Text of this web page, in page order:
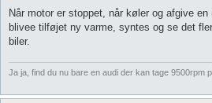
d
æ
Når motor er stoppet, når køler og afgive
blivee tilføjet ny varme, syntes og se det
biler.
Ja ja, find du nu bare en audi der kan tage 9500rpm